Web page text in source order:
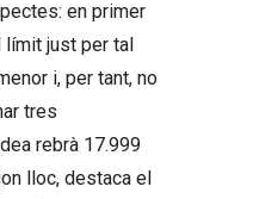
en primer
límit just per tal
i, per tant, no
tres
rebrà 17.999
lloc, destaca el